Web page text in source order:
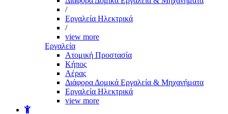
/
Εργαλεία Ηλεκτρικά
/
view more
Εργαλεία
Aτομική Προστασία
Kήπος
Αέρας
Διάφορα Δομικά Εργαλεία & Μηχανήματα
Εργαλεία Ηλεκτρικά
view more